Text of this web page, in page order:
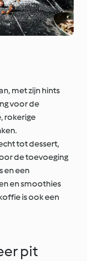
met zijn hints
voor de
rokerige
tot dessert,
de toevoeging
en een
en smoothies
is ook een
pit